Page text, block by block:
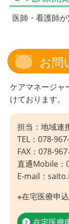
医師・看護師
お問
ケアマネージャ
けております。
担当：地域
TEL：078-
FAX：078-
直通Mobile：
E-mail：
※在宅医療申